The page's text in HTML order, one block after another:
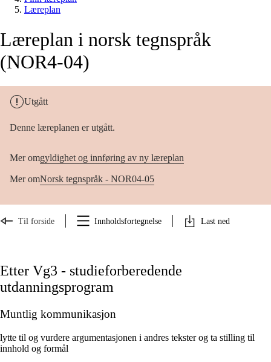
Læreplan
Læreplan i norsk tegnspråk
(NOR4-04)
Utgått
Denne læreplanen er utgått.
Mer omgyldighet og innføring av ny læreplan
Mer omNorsk tegnspråk - NOR04-05
Til forside Innholdsfortegnelse Last ned
Etter Vg3 - studieforberedende
utdanningsprogram
Muntlig kommunikasjon
lytte til og vurdere argumentasjonen i andres tekster og ta stilling til
innhold og formål